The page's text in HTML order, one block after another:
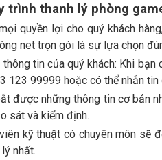
trình thanh lý phòng
quyền lợi cho quý khách
net trọn gói là sự lựa chọn
tin của quý khách: Khi
123 99999 hoặc có thể nhắn
được những thông tin cơ bản
sát và kiểm định.
kỹ thuật có chuyên môn sẽ
nhất.